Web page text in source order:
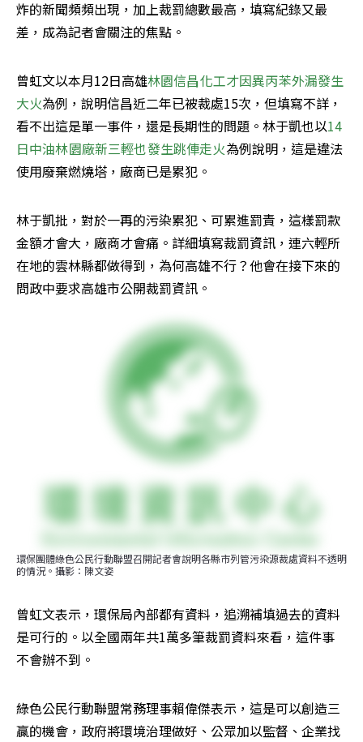
炸的新聞頻頻出現，加上裁罰總數最高，填寫紀錄又最
差，成為記者會關注的焦點。
曾虹文以本月12日高雄林園信昌化工才因異丙苯外漏發生
大火為例，說明信昌近二年已被裁處15次，但填寫不詳，
看不出這是單一事件，還是長期性的問題。林于凱也以14
日中油林園廠新三輕也發生跳俥走火為例說明，這是違法
使用廢棄燃燒塔，廠商已是累犯。
林于凱批，對於一再的污染累犯、可累進罰責，這樣罰款
金額才會大，廠商才會痛。詳細填寫裁罰資訊，連六輕所
在地的雲林縣都做得到，為何高雄不行？他會在接下來的
問政中要求高雄市公開裁罰資訊。
環保團體綠色公民行動聯盟召開記者會說明各縣市列管污染源裁處資料不透明
的情況。攝影：陳文姿
曾虹文表示，環保局內部都有資料，追溯補填過去的資料
是可行的。以全國兩年共1萬多筆裁罰資料來看，這件事
不會辦不到。
綠色公民行動聯盟常務理事賴偉傑表示，這是可以創造三
贏的機會，政府將環境治理做好、公眾加以監督、企業找